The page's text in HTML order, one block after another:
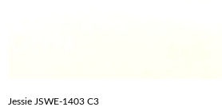
Jessie JSWE-1403 С3